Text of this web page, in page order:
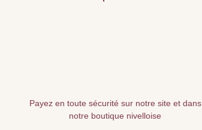
Payez en toute sécurité sur notre site et dans
notre boutique nivelloise